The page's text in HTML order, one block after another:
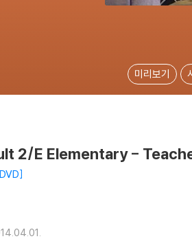
미리보기
2/E Elementary -